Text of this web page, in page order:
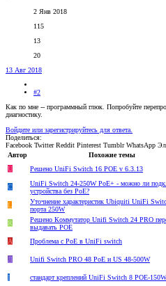
2 Янв 2018
115
13
20
13 Авг 2018
#2
Как по мне -- программный глюк. Попробуйте
диагностику.
Войдите или зарегистрируйтесь для ответа.
Поделиться:
Facebook Twitter Reddit Pinterest Tumblr WhatsApp
Автор
Похожие темы
U
Решено UniFi Switch 16 POE v 6.3.13
C
UniFi Switch 24-250W PoE+ - можно ли
устройства без PoE?
L
Уточнение характеристик Ubiquiti UniFi
порта 250W
R
Решено Коммутатор Unifi Switch 24 PRO
выдавать POE
A
Проблема с PoE в UniFi switch
Л
Unifi Switch PRO 48 PoE и US 48-500W
I
стандарт креплений UniFi Switch 8 POE-150W